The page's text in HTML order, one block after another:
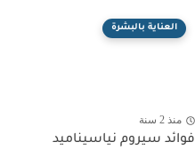
العناية بالبشرة
منذ 2 سنة
فوائد سيروم نياسيناميد